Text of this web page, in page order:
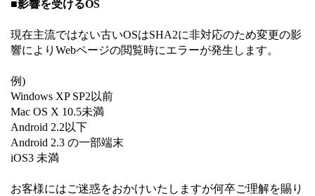
■影響を受けるOS
現在主流ではない古いOSはSHA2に非対応のため変更の影
響によりWebページの閲覧時にエラーが発生します。
例)
Windows XP SP2以前
Mac OS X 10.5未満
Android 2.2以下
Android 2.3 の一部端末
iOS3 未満
お客様にはご迷惑をおかけいたしますが何卒ご理解を賜り